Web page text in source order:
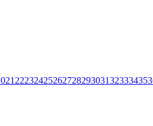
21 2223242526272829303132333435